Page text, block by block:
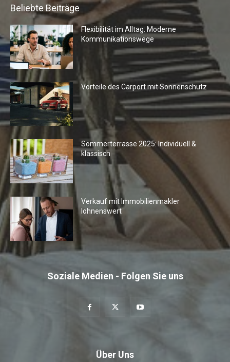
Beliebte Beiträge
Flexibilität im Alltag: Moderne
Kommunikationswege
Vorteile des Carport mit Sonnenschutz
Sommerterrasse 2025: Individuell &
klassisch
Verkauf mit Immobilienmakler
lohnenswert
Soziale Medien - Folgen Sie uns
Über Uns